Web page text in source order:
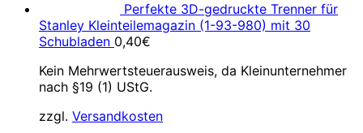
Perfekte 3D-gedruckte Trenner für
Stanley Kleinteilemagazin (1-93-980) mit 30
Schubladen 0,40€
Kein Mehrwertsteuerausweis, da Kleinunternehmer
nach §19 (1) UStG.
zzgl. Versandkosten